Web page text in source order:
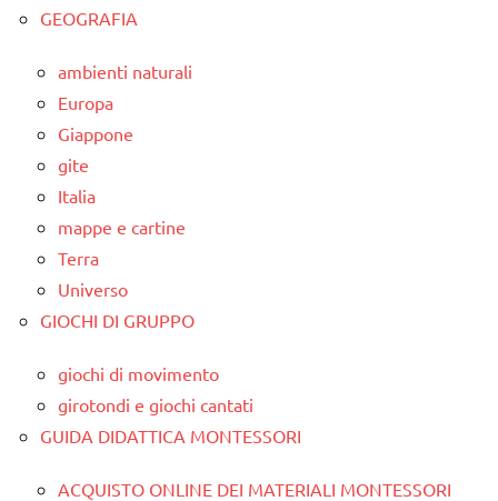
GEOGRAFIA
ambienti naturali
Europa
Giappone
gite
Italia
mappe e cartine
Terra
Universo
GIOCHI DI GRUPPO
giochi di movimento
girotondi e giochi cantati
GUIDA DIDATTICA MONTESSORI
ACQUISTO ONLINE DEI MATERIALI MONTESSORI